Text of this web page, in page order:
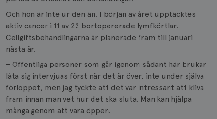
Och hon är inte ur den än. I början av året upptäcktes
aktiv cancer i 11 av 22 bortopererade lymfkörtlar.
Cellgiftsbehandlingarna är planerade fram till januari
nästa år.
– Offentliga personer som går igenom sådant här brukar
låta sig intervjuas först när det är över, inte under själva
förloppet, men jag tyckte att det var intressant att kliva
fram innan man vet hur det ska sluta. Man kan hjälpa
många genom att vara öppen.